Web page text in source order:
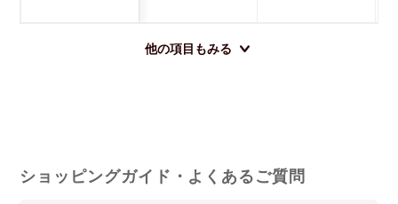
他の項目もみる
ショッピングガイド・よくあるご質問